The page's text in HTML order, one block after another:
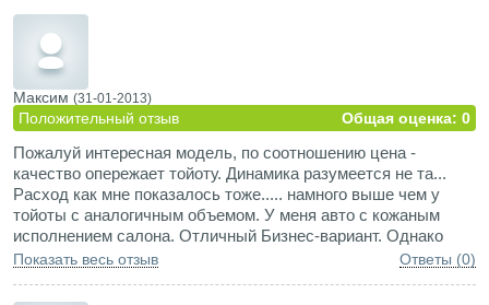
впечатления приятные,жаль что железо ржавеет (
Максим (31-01-2013)
Положительный отзыв Общая оценка: 0
Пожалуй интересная модель, по соотношению цена -
качество опережает тойоту. Динамика разумеется не та...
Расход как мне показалось тоже..... намного выше чем у
тойоты с аналогичным объемом. У меня авто с кожаным
исполнением салона. Отличный Бизнес-вариант. Однако
подогрева встроенного нет, потому и летом тело преет, а
на кресло (500 рублей в магазине).
Показать весь отзыв Ответы (0)